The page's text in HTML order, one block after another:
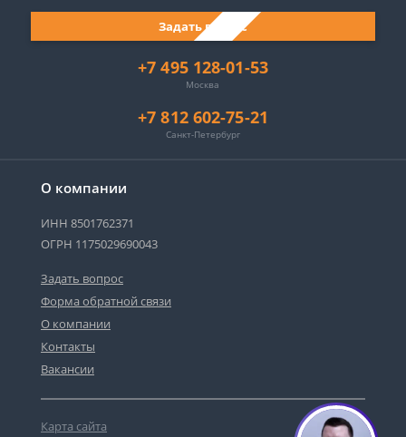
О компании
ИНН 8501762371
ОГРН 1175029690043
Задать вопрос
Форма обратной связи
О компании
Контакты
Вакансии
Карта сайта
+7 495 128-01-53
Москва
+7 812 602-75-21
Санкт-Петербург
Задать вопрос